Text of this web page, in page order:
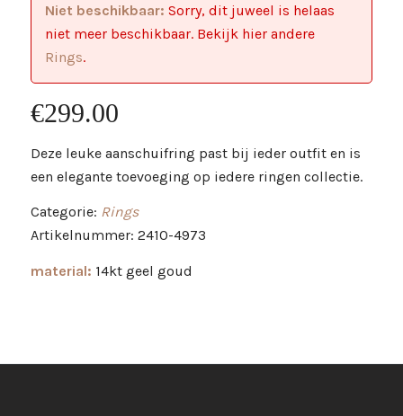
Niet beschikbaar: Sorry, dit juweel is helaas
niet meer beschikbaar. Bekijk hier andere
Rings.
€299.00
Deze leuke aanschuifring past bij ieder outfit en is
een elegante toevoeging op iedere ringen collectie.
Categorie: Rings
Artikelnummer: 2410-4973
material: 14kt geel goud